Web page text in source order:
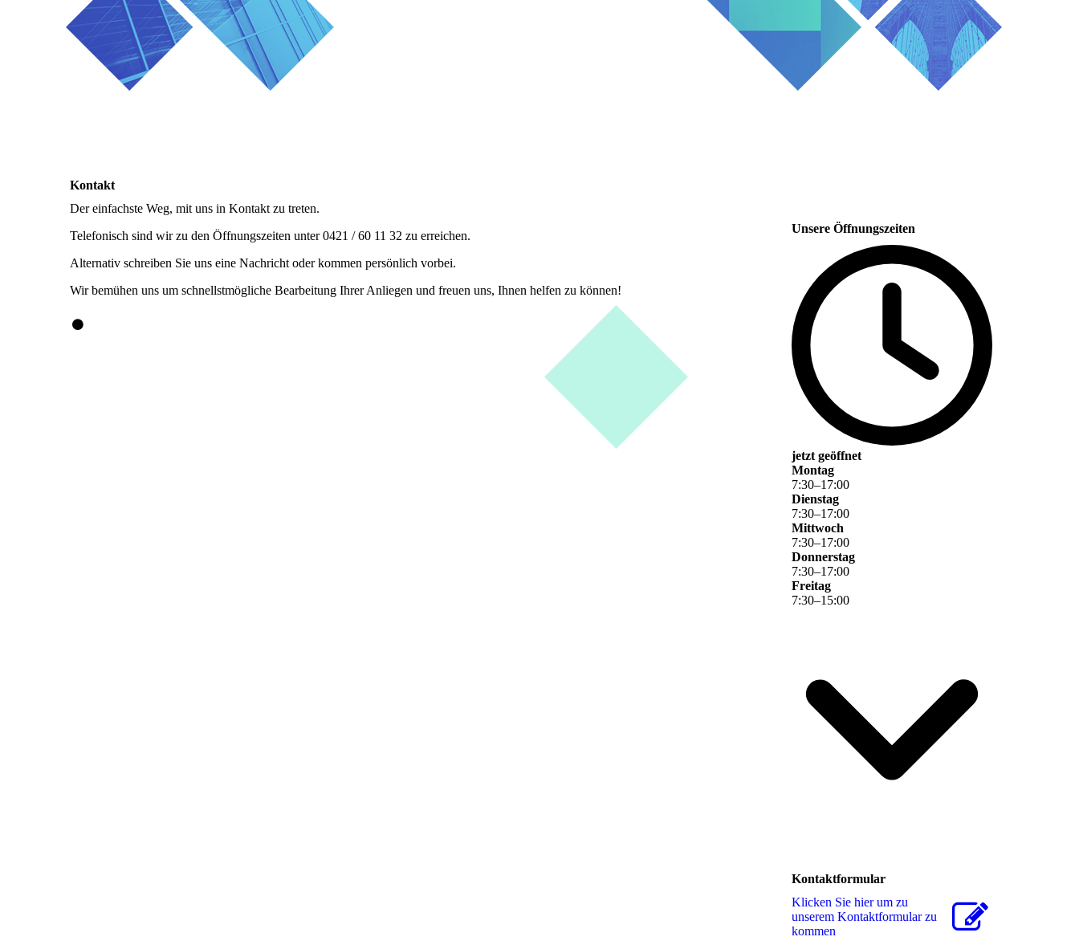
Kontakt
Der einfachste Weg, mit uns in Kontakt zu treten.
Telefonisch sind wir zu den Öffnungszeiten unter 0421 / 60 11 32 zu erreichen.
Alternativ schreiben Sie uns eine Nachricht oder kommen persönlich vorbei.
Wir bemühen uns um schnellstmögliche Bearbeitung Ihrer Anliegen und freuen uns, Ihnen helfen zu können!
Unsere Öffnungszeiten
jetzt geöffnet
Montag
7:30–17:00
Dienstag
7:30–17:00
Mittwoch
7:30–17:00
Donnerstag
7:30–17:00
Freitag
7:30–15:00
Kontaktformular
Klicken Sie hier um zu
unserem Kon­takt­for­mu­lar zu
kommen